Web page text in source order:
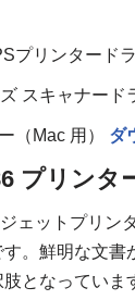
プリンタード
スキャナード
（Mac 用） ダ
プリンタ
ェットプリン
。鮮明な文
となってい